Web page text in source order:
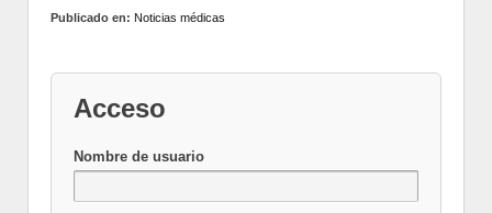
Publicado en: Noticias médicas
Acceso
Nombre de usuario